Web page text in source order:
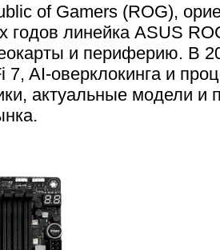
of Gamers (ROG),
годов линейка ASUS
и периферию. В
AI-оверклокинга и
актуальные модели и